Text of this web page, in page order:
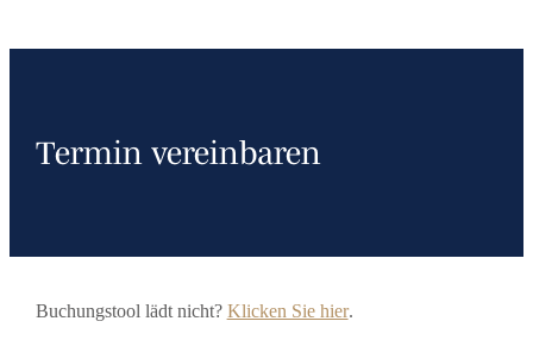
Termin vereinbaren
Buchungstool lädt nicht? Klicken Sie hier.